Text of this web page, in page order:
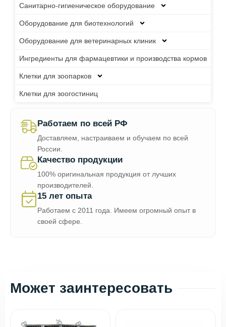
Санитарно-гигиеническое оборудование
Оборудование для биотехнологий
Оборудование для ветеринарных клиник
Ингредиенты для фармацевтики и производства кормов
Клетки для зоопарков
Клетки для зоогостиниц
Работаем по всей РФ
Доставляем, настраиваем и обучаем по всей
России.
Качество продукции
100% оригинальная продукция от лучших
производителей.
15 лет опыта
Работаем с 2011 года. Имеем огромный опыт в
своей сфере.
Может заинтересовать